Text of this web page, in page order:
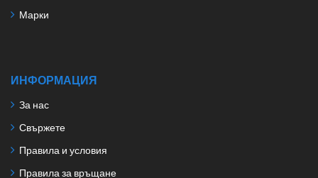
Марки
ИНФОРМАЦИЯ
За нас
Свържете
Правила и условия
Правила за връщане